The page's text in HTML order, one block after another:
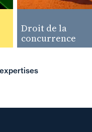
Droit de la
concurrence